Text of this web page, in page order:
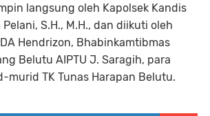
langsung oleh Kapolsek Kandis
Pelani, S.H., M.H., dan diikuti oleh
Hendrizon, Bhabinkamtibmas
Belutu AIPTU J. Saragih, para
murid TK Tunas Harapan Belutu.